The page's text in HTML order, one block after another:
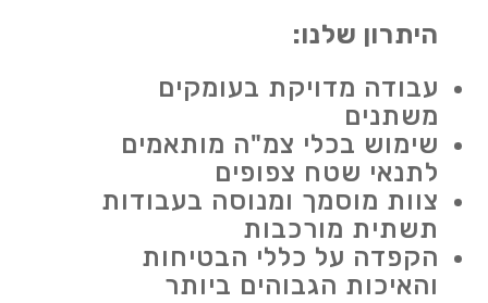
היתרון שלנו:
עבודה מדויקת בעומקים
משתנים
שימוש בכלי צמ"ה מותאמים
לתנאי שטח צפופים
צוות מוסמך ומנוסה בעבודות
תשתית מורכבות
הקפדה על כללי הבטיחות
והאיכות הגבוהים ביותר